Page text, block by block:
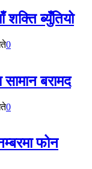
शक्ति ब्युँतियो
0
बरामद
0
फोन